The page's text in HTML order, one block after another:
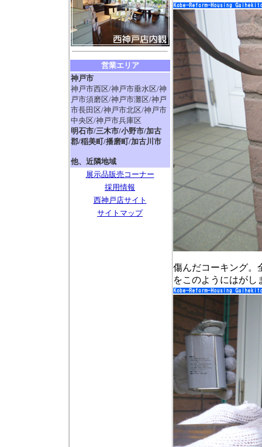
営業エリア
神戸市
神戸市西区/神戸市垂水区/神
戸市須磨区/神戸市灘区/神戸
市長田区/神戸市北区/神戸市
中央区/神戸市兵庫区
明石市/三木市/小野市/加古
郡/稲美町/播磨町/加古川市
他、近隣地域
展示品販売コーナー
採用情報
西神戸店サイト
サイトマップ
傷んだコーキング。
をこのようにはがし